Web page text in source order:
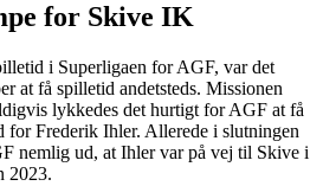
for Skive IK
i Superligaen for AGF, var det
at få spilletid andetsteds. Missionen
lykkedes det hurtigt for AGF at få
for Frederik Ihler. Allerede i slutningen
nemlig ud, at Ihler var på vej til Skive i
2023.